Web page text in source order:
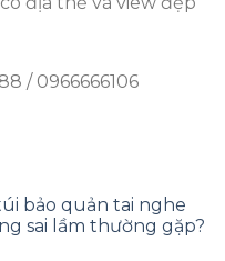
/ 0966666106
bảo quản tai nghe
sai lầm thường gặp?